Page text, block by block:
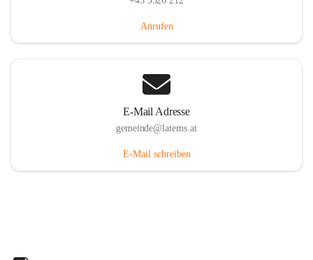
Anrufen
E-Mail Adresse
gemeinde@laterns.at
E-Mail schreiben